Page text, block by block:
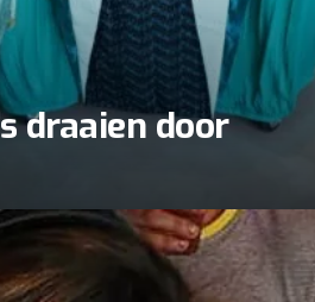
draaien door